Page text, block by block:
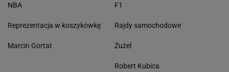
NBA
Reprezentacja w koszykówkę
Marcin Gortat
F1
Rajdy samochodowe
Żużel
Robert Kubica